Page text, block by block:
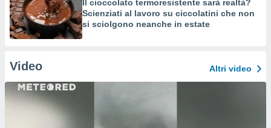
Il cioccolato termoresistente sarà realtà?
Scienziati al lavoro su ciccolatini che non
si sciolgono neanche in estate
Video Altri video